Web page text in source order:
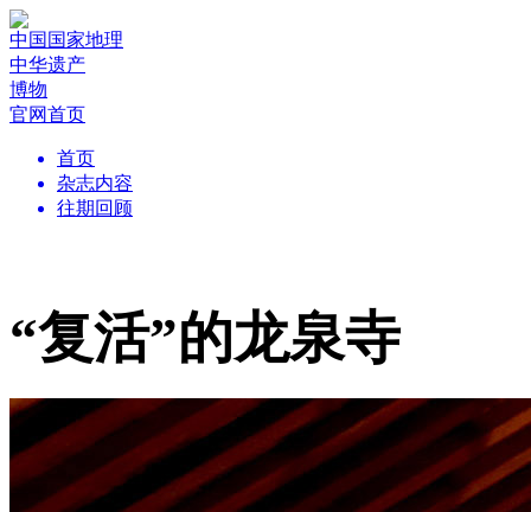
中国国家地理
中华遗产
博物
官网首页
首页
杂志内容
往期回顾
“复活”的龙泉寺